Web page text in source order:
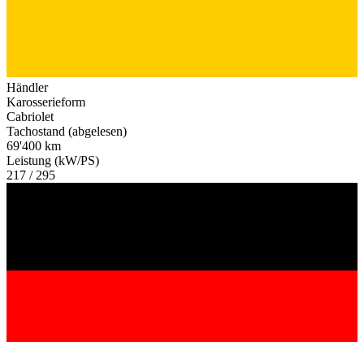
Händler
Karosserieform
Cabriolet
Tachostand (abgelesen)
69'400 km
Leistung (kW/PS)
217 / 295